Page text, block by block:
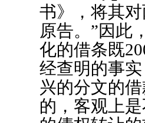
书》，将其
原告。”因此
化的借条既
经查明的事
兴的分文的
的，客观上